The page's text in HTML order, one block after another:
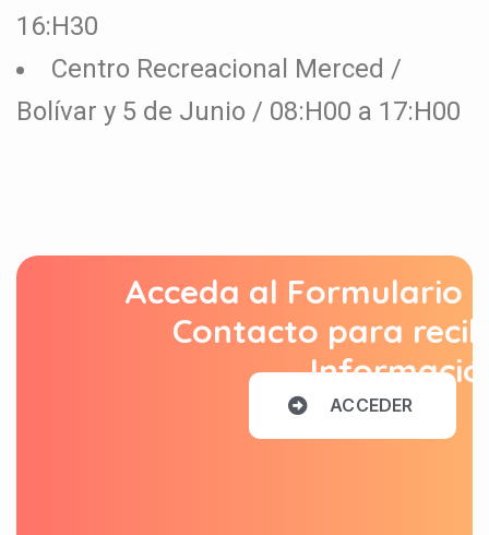
16:H30
Centro Recreacional Merced /
Bolívar y 5 de Junio / 08:H00 a 17:H00
Acceda al Formulario
Contacto para
ACCEDER